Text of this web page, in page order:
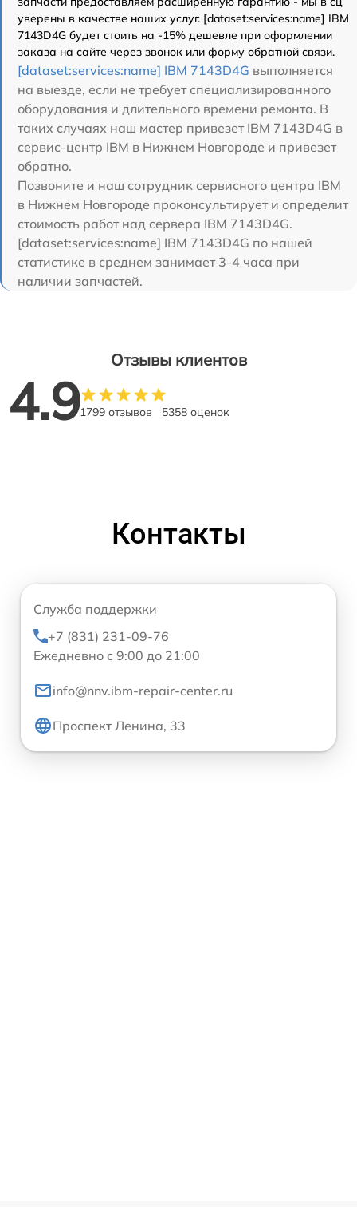
уверены в качестве наших услуг. [dataset:services:name] IBM
7143D4G будет стоить на -15% дешевле при оформлении
заказа на сайте через звонок или форму обратной связи.
[dataset:services:name] IBM 7143D4G выполняется
на выезде, если не требует специализированного
оборудования и длительного времени ремонта. В
таких случаях наш мастер привезет IBM 7143D4G в
сервис-центр IBM в Нижнем Новгороде и привезет
обратно.
Позвоните и наш сотрудник сервисного центра IBM
в Нижнем Новгороде проконсультирует и определит
стоимость работ над сервера IBM 7143D4G.
[dataset:services:name] IBM 7143D4G по нашей
статистике в среднем занимает 3-4 часа при
наличии запчастей.
Отзывы клиентов
4.91799 отзывов 5358 оценок
Контакты
Служба поддержки
+7 (831) 231-09-76
Ежедневно с 9:00 до 21:00
info@nnv.ibm-repair-center.ru
Проспект Ленина, 33